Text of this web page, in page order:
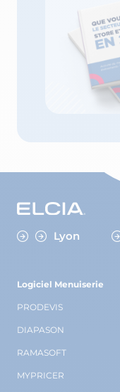
Lyon
Logiciel Menuiserie
PRODEVIS
DIAPASON
RAMASOFT
MYPRICER